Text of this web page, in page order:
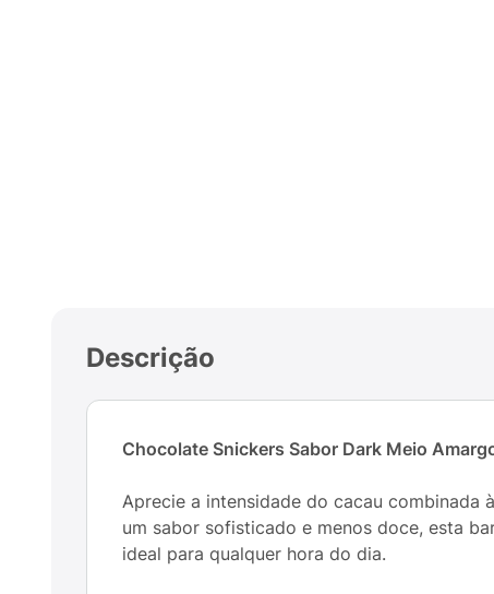
Descrição
Chocolate Snickers Sabor Dark Meio
Aprecie a intensidade do cacau combinada
um sabor sofisticado e menos doce, esta
ideal para qualquer hora do dia.